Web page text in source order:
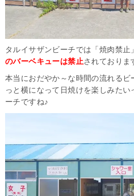
タルイサザンビーチでは「焼肉禁止
のバーベキューは禁止されておりま
本当におだやか～な時間の流れるビ
っと横になって日焼けを楽しみた
ーチですね♪